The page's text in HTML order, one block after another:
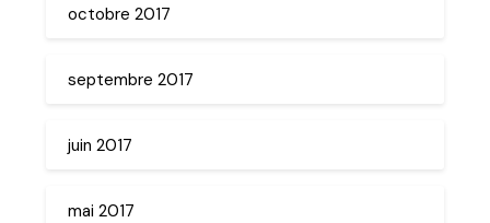
octobre 2017
septembre 2017
juin 2017
mai 2017